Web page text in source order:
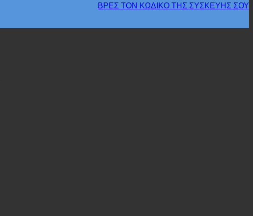
ΒΡΕΣ ΤΟΝ ΚΩΔΙΚΟ ΤΗΣ ΣΥΣΚΕΥΗΣ ΣΟΥ